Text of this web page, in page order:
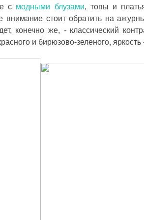
СПІДНИЦЕЮ: ЩО ОБРАТИ ЦЬОГО ЛІТА?
Літо — це час, коли хочеться почуватися легко,
впевнено та комфортно. Саме тому все більше
жінок звертають увагу не лише на купальники ,
а...
У
с модными блузами, топы и
внимание стоит обратить на
конечно же, - классический
и бирюзово-зеленого, яркость